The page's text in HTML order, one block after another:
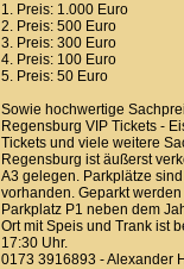
1. Preis: 1.000 Euro
2. Preis: 500 Euro
3. Preis: 300 Euro
4. Preis: 100 Euro
5. Preis: 50 Euro
Sowie hochwertige
Regensburg VIP Tickets -
Tickets und viele weitere
Regensburg ist äußerst
A3 gelegen. Parkplätze
vorhanden. Geparkt
Parkplatz P1 neben dem
Ort mit Speis und Trank ist
17:30 Uhr.
0173 3916893 - Alexander